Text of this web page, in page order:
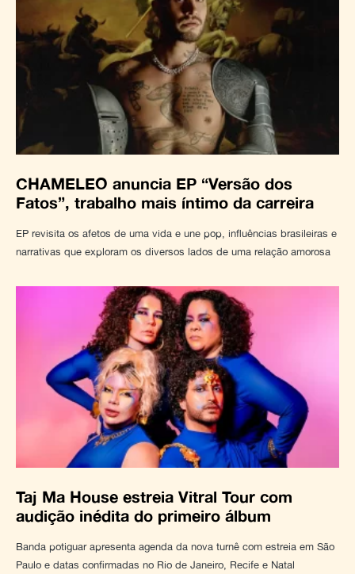
CHAMELEO anuncia EP “Versão dos
Fatos”, trabalho mais íntimo da carreira
EP revisita os afetos de uma vida e une pop, influências brasileiras e
narrativas que exploram os diversos lados de uma relação amorosa
Taj Ma House estreia Vitral Tour com
audição inédita do primeiro álbum
Banda potiguar apresenta agenda da nova turnê com estreia em São
Paulo e datas confirmadas no Rio de Janeiro, Recife e Natal